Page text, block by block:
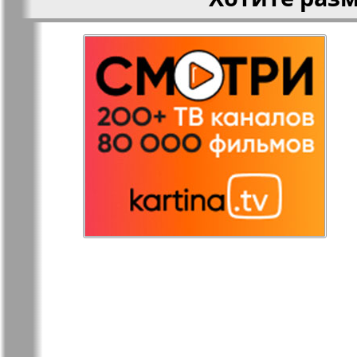
Остров там и тут
Panorama
Переселенец Подруга
Районка-Nord-Ost-
Bremen-NRW
Районка-